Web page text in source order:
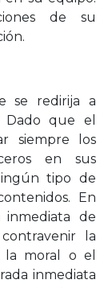
de su
se redirija a
Dado que el
siempre los
en sus
tipo de
En
de
la
la moral o el
inmediata